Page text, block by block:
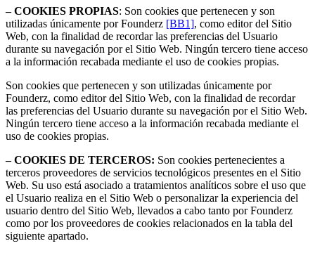
– COOKIES PROPIAS: Son cookies que pertenecen y son
utilizadas únicamente por Founderz [BB1], como editor del Sitio
Web, con la finalidad de recordar las preferencias del Usuario
durante su navegación por el Sitio Web. Ningún tercero tiene acceso
a la información recabada mediante el uso de cookies propias.
Son cookies que pertenecen y son utilizadas únicamente por
Founderz, como editor del Sitio Web, con la finalidad de recordar
las preferencias del Usuario durante su navegación por el Sitio Web.
Ningún tercero tiene acceso a la información recabada mediante el
uso de cookies propias.
– COOKIES DE TERCEROS: Son cookies pertenecientes a
terceros proveedores de servicios tecnológicos presentes en el Sitio
Web. Su uso está asociado a tratamientos analíticos sobre el uso que
el Usuario realiza en el Sitio Web o personalizar la experiencia del
usuario dentro del Sitio Web, llevados a cabo tanto por Founderz
como por los proveedores de cookies relacionados en la tabla del
siguiente apartado.